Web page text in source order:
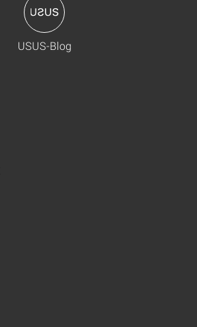
USUS-Blog